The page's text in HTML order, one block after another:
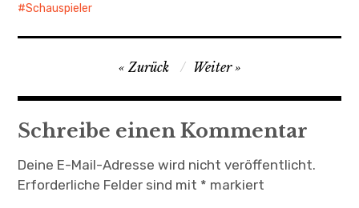
Schauspieler
Beitragsnavigation
Zurück Weiter
Schreibe einen Kommentar
Deine E-Mail-Adresse wird nicht veröffentlicht.
Erforderliche Felder sind mit * markiert